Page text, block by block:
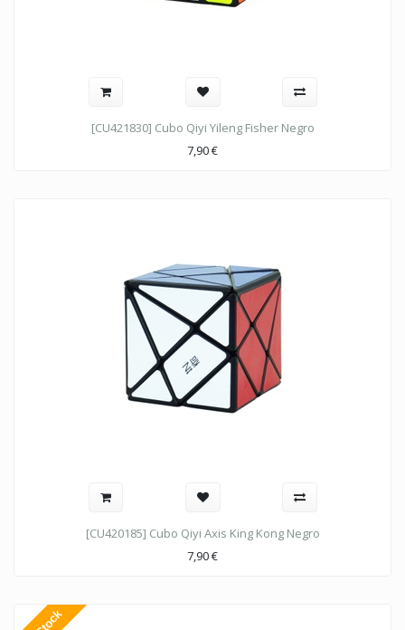
[CU421830] Cubo Qiyi Yileng Fisher Negro
7,90€
[CU420185] Cubo Qiyi Axis King Kong Negro
7,90€